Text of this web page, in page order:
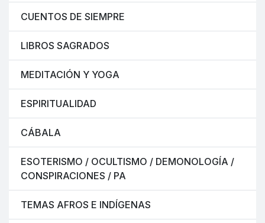
CUENTOS DE SIEMPRE
LIBROS SAGRADOS
MEDITACIÓN Y YOGA
ESPIRITUALIDAD
CÁBALA
ESOTERISMO / OCULTISMO / DEMONOLOGÍA /
CONSPIRACIONES / PA
TEMAS AFROS E INDÍGENAS